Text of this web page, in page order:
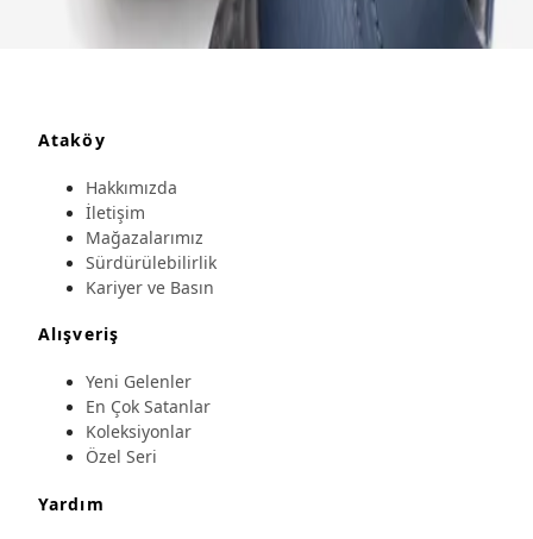
Ataköy
Hakkımızda
İletişim
Mağazalarımız
Sürdürülebilirlik
Kariyer ve Basın
Alışveriş
Yeni Gelenler
En Çok Satanlar
Koleksiyonlar
Özel Seri
Yardım